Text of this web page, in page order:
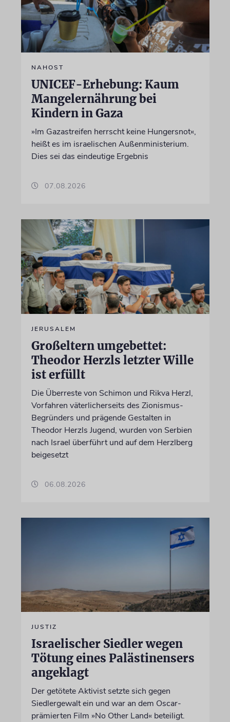
NAHOST
UNICEF-Erhebung: Kaum
Mangelernährung bei
Kindern in Gaza
»Im Gazastreifen herrscht keine Hungersnot«,
heißt es im israelischen Außenministerium.
Dies sei das eindeutige Ergebnis
07.08.2026
JERUSALEM
Großeltern umgebettet:
Theodor Herzls letzter Wille
ist erfüllt
Die Überreste von Schimon und Rikva Herzl,
Vorfahren väterlicherseits des Zionismus-
Begründers und prägende Gestalten in
Theodor Herzls Jugend, wurden von Serbien
nach Israel überführt und auf dem Herzlberg
beigesetzt
06.08.2026
JUSTIZ
Israelischer Siedler wegen
Tötung eines Palästinensers
angeklagt
Der getötete Aktivist setzte sich gegen
Siedlergewalt ein und war an dem Oscar-
prämierten Film »No Other Land« beteiligt.